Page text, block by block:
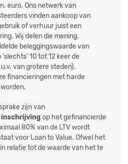
euro. Ons netwerk van
vinden aankoop van
of verhuur juist een
Wij delen die mening.
beleggingswaarde van
10 tot 12 keer de
van grotere steden).
financieringen met harde
zijn van
inschrijving op het gefinancierde
80% van de LTV wordt
voor Loan to Value. Ofwel het
relatie tot de waarde van het te